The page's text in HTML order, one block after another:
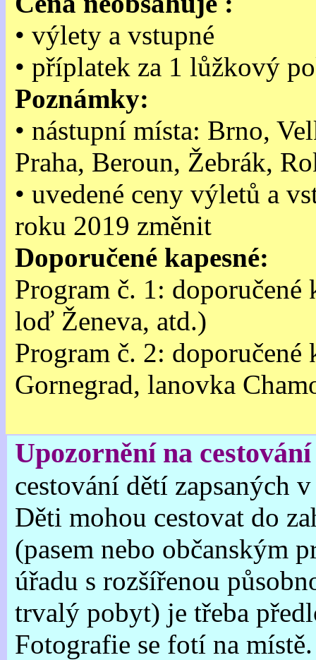
• výlety a vstupné
• příplatek za 1 lůžkový
Poznámky:
• nástupní místa: Brno,
Praha, Beroun, Žebrák,
• uvedené ceny výletů a
roku 2019 změnit
Doporučené kapesné:
Program č. 1: doporučené
loď Ženeva, atd.)
Program č. 2: doporučené
Gornegrad, lanovka
Upozornění na
cestování dětí zapsaných
Děti mohou cestovat do
(pasem nebo občanským
úřadu s rozšířenou
trvalý pobyt) je třeba
Fotografie se fotí na